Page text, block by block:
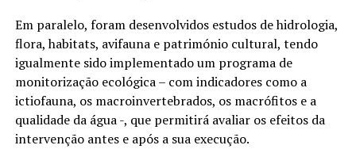
Em paralelo, foram desenvolvidos estudos de hidrologia,
flora, habitats, avifauna e património cultural, tendo
igualmente sido implementado um programa de
monitorização ecológica – com indicadores como a
ictiofauna, os macroinvertebrados, os macrófitos e a
qualidade da água -, que permitirá avaliar os efeitos da
intervenção antes e após a sua execução.